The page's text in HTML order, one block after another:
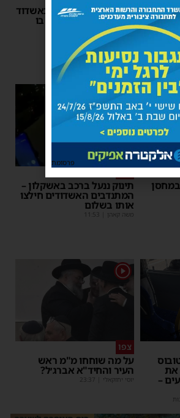
אדם התמוטט בביתו באשדוד
– כוחות ההצלה ביצעו בו
פעולות החייאה
מנחם דויטש |
17:35
1
צפו
תינוק ננעל ברכב באשקלון –
המתנדבים האשדודים חילצו
אותו בשלום
משה קאהן 11:53
את
–
1
צפו
על מה שוחחו מ"מ ראש
העיר והחיד"א אברג׳ל?
יוסי יחזקאלי 23:37
פרסומת